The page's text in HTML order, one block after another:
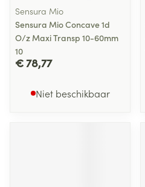
Sensura Mio
Sensura Mio Concave 1d
O/z Maxi Transp 10-60mm
10
€ 78,77
Niet beschikbaar